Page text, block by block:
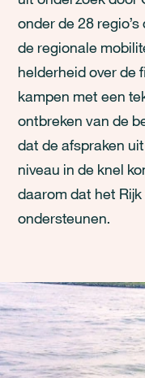
onder de 28
de regionale
helderheid over de
kampen met een
ontbreken van de
dat de afspraken
niveau in de knel
daarom dat het Rijk
ondersteunen.